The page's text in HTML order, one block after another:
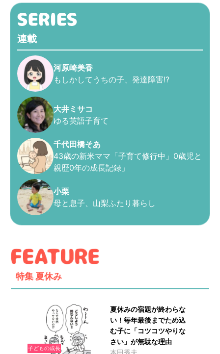
連載
河原崎美香
もしかしてうちの子、発達障害!?
大井ミサコ
ゆる英語子育て
千代田橋そあ
43歳の新米ママ「子育て修行中」0歳児と
親歴0年の成長記録」
小栗
母と息子、山梨ふたり暮らし
特集 夏休み
子どもの成長
夏休みの宿題が終わらな
い！毎年最後までため込
む子に「コツコツやりな
さい」が無駄な理由